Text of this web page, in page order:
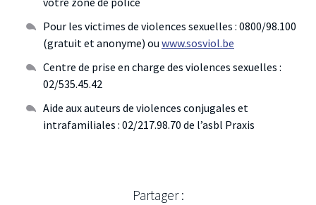
Pour les victimes de violences sexuelles : 0800/98.100
(gratuit et anonyme) ou www.sosviol.be
Centre de prise en charge des violences sexuelles :
02/535.45.42
Aide aux auteurs de violences conjugales et
intrafamiliales : 02/217.98.70 de l’asbl Praxis
Partager :